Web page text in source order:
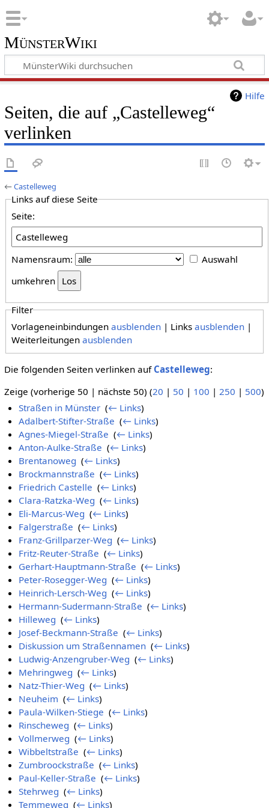
MünsterWiki
Hilfe
Seiten, die auf „Castelleweg“
verlinken
←Castelleweg
Links auf diese Seite
Seite:
Namensraum:
Auswahl
umkehren
Filter
Vorlageneinbindungenausblenden | Linksausblenden |
Weiterleitungenausblenden
Die folgenden Seiten verlinken auf Castelleweg:
Zeige (vorherige 50 | nächste 50) (20 | 50 | 100 | 250 | 500)
Straßen in Münster ‎(← Links)
Adalbert-Stifter-Straße ‎(← Links)
Agnes-Miegel-Straße ‎(← Links)
Anton-Aulke-Straße ‎(← Links)
Brentanoweg ‎(← Links)
Brockmannstraße ‎(← Links)
Friedrich Castelle ‎(← Links)
Clara-Ratzka-Weg ‎(← Links)
Eli-Marcus-Weg ‎(← Links)
Falgerstraße ‎(← Links)
Franz-Grillparzer-Weg ‎(← Links)
Fritz-Reuter-Straße ‎(← Links)
Gerhart-Hauptmann-Straße ‎(← Links)
Peter-Rosegger-Weg ‎(← Links)
Heinrich-Lersch-Weg ‎(← Links)
Hermann-Sudermann-Straße ‎(← Links)
Hilleweg ‎(← Links)
Josef-Beckmann-Straße ‎(← Links)
Diskussion um Straßennamen ‎(← Links)
Ludwig-Anzengruber-Weg ‎(← Links)
Mehringweg ‎(← Links)
Natz-Thier-Weg ‎(← Links)
Neuheim ‎(← Links)
Paula-Wilken-Stiege ‎(← Links)
Rinscheweg ‎(← Links)
Vollmerweg ‎(← Links)
Wibbeltstraße ‎(← Links)
Zumbroockstraße ‎(← Links)
Paul-Keller-Straße ‎(← Links)
Stehrweg ‎(← Links)
Temmeweg ‎(← Links)